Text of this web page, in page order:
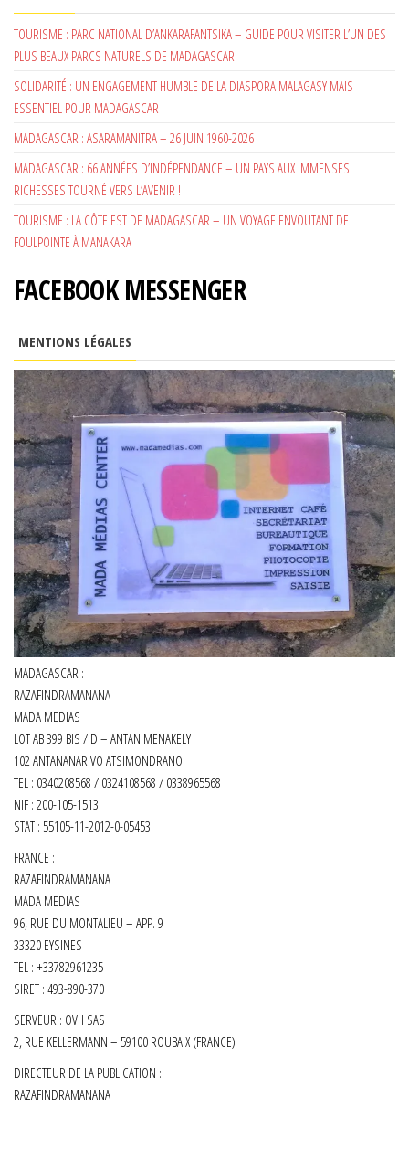
TOURISME : PARC NATIONAL D’ANKARAFANTSIKA – GUIDE POUR VISITER L’UN DES
PLUS BEAUX PARCS NATURELS DE MADAGASCAR
SOLIDARITÉ : UN ENGAGEMENT HUMBLE DE LA DIASPORA MALAGASY MAIS
ESSENTIEL POUR MADAGASCAR
MADAGASCAR : ASARAMANITRA – 26 JUIN 1960-2026
MADAGASCAR : 66 ANNÉES D’INDÉPENDANCE – UN PAYS AUX IMMENSES
RICHESSES TOURNÉ VERS L’AVENIR !
TOURISME : LA CÔTE EST DE MADAGASCAR – UN VOYAGE ENVOUTANT DE
FOULPOINTE À MANAKARA
FACEBOOK MESSENGER
MENTIONS LÉGALES
MADAGASCAR :
RAZAFINDRAMANANA
MADA MEDIAS
LOT AB 399 BIS / D – ANTANIMENAKELY
102 ANTANANARIVO ATSIMONDRANO
TEL : 0340208568 / 0324108568 / 0338965568
NIF : 200-105-1513
STAT : 55105-11-2012-0-05453
FRANCE :
RAZAFINDRAMANANA
MADA MEDIAS
96, RUE DU MONTALIEU – APP. 9
33320 EYSINES
TEL : +33782961235
SIRET : 493-890-370
SERVEUR : OVH SAS
2, RUE KELLERMANN – 59100 ROUBAIX (FRANCE)
DIRECTEUR DE LA PUBLICATION :
RAZAFINDRAMANANA